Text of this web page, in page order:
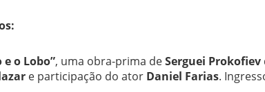
e o Lobo”, uma obra-prima deSerguei Prokofiev
e participação do ator Daniel Farias.